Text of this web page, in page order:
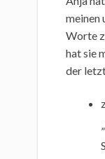
meinen
Worte
hat sie
der